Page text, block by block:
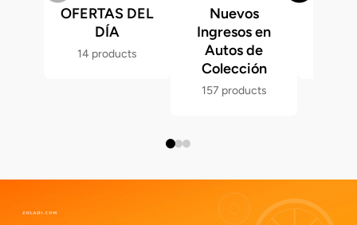
OFERTAS DEL
DÍA
14 products
Nuevos
Ingresos en
Autos de
Colección
157 products